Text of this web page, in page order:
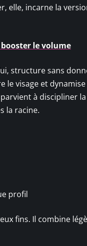
elle, incarne la
le volume
structure sans
le visage et dynamise
à discipliner
la racine.
profil
fins. Il combine